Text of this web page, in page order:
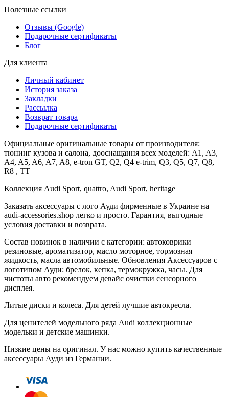
Полезные ссылки
Отзывы (Google)
Подарочные сертификаты
Блог
Для клиента
Личный кабинет
История заказа
Закладки
Рассылка
Возврат товара
Подарочные сертификаты
Официальные оригинальные товары от производителя:
тюнинг кузова и салона, дооснащання всех моделей: A1, A3,
A4, A5, A6, A7, A8, e-tron GT, Q2, Q4 e-trim, Q3, Q5, Q7, Q8,
R8 , TT
Коллекция Audi Sport, quattro, Audi Sport, heritage
Заказать аксессуары с лого Ауди фирменные в Украине на
audi-accessories.shop легко и просто. Гарантия, выгодные
условия доставки и возврата.
Состав новинок в наличии с категории: автоковрики
резиновые, ароматизатор, масло моторное, тормозная
жидкость, масла автомобильные. Обновления Аксессуаров с
логотипом Ауди: брелок, кепка, термокружка, часы. Для
чистоты авто рекомендуем девайс очистки сенсорного
дисплея.
Литые диски и колеса. Для детей лучшие автокресла.
Для ценителей модельного ряда Audi коллекционные
модельки и детские машинки.
Низкие цены на оригинал. У нас можно купить качественные
аксессуары Ауди из Германии.